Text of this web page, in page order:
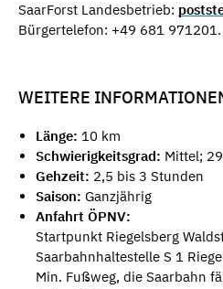
SaarForst Landesbetrieb:
Bürgertelefon: +49 681 971201.
WEITERE
Länge: 10 km
Schwierigkeitsgrad: Mittel;
Gehzeit: 2,5 bis 3 Stunden
Saison: Ganzjährig
Anfahrt ÖPNV:
Startpunkt Riegelsberg
Saarbahnhaltestelle S 1
Min. Fußweg, die Saarbahn